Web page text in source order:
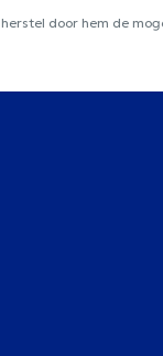
door hem de